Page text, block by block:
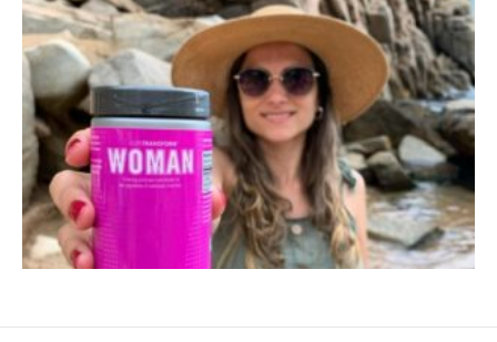
4Life Man - gezonde hormoon spiegel - libido -
ouder worden